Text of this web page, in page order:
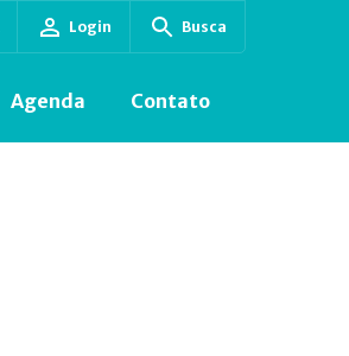
Login Busca
Agenda Contato